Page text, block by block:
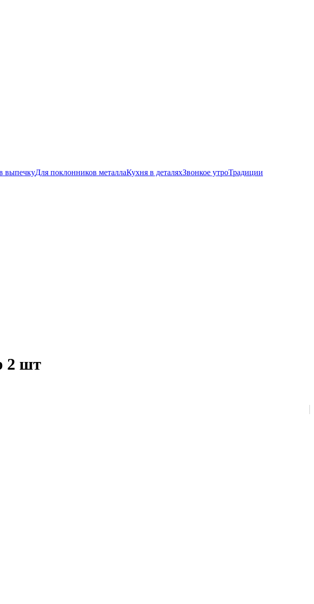
выпечкуДля поклонников металлаКухня в деталяхЗвонкое утроТрадиции
2 шт